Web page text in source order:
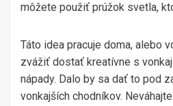
môžete použiť prúžok svetla,
Táto idea pracuje doma, alebo
zvážiť dostať kreatívne s
nápady. Dalo by sa dať to pod
vonkajších chodníkov.